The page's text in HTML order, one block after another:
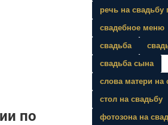
по
речь на свадьбу
свадебное меню
свадьба
свадьба сына
слова матери на
стол на свадьбу
фотозона на